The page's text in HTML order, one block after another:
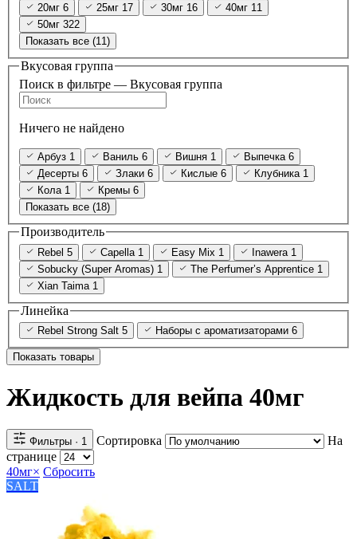
20мг 6 25мг 17 30мг 16 40мг 11
50мг 322
Показать все (11)
Вкусовая группа
Поиск в фильтре — Вкусовая группа
Ничего не найдено
Арбуз 1 Ваниль 6 Вишня 1 Выпечка 6
Десерты 6 Злаки 6 Кислые 6 Клубника 1
Кола 1 Кремы 6
Показать все (18)
Производитель
Rebel 5 Capella 1 Easy Mix 1 Inawera 1
Sobucky (Super Aromas) 1 The Perfumer’s Apprentice 1
Xian Taima 1
Линейка
Rebel Strong Salt 5 Наборы с ароматизаторами 6
Показать товары
Жидкость для вейпа 40мг
Фильтры · 1 Сортировка
На
странице
40мг× Сбросить
SALT